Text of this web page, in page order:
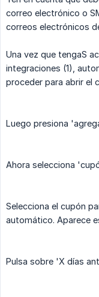
correo electrónico o
correos electrónicos
Una vez que tengaS
integraciones (1),
proceder para abrir el
Luego presiona
Ahora selecciona
Selecciona el cupón
automático. Aparece
Pulsa sobre 'X días